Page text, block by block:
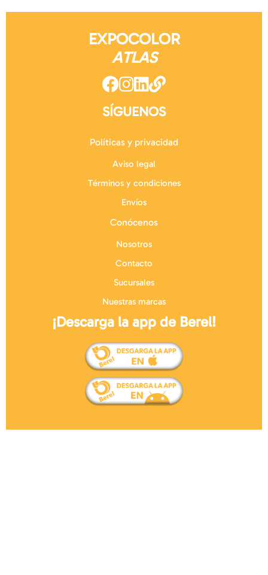
EXPOCOLOR
ATLAS
SÍGUENOS
Políticas y privacidad
Aviso legal
Términos y condiciones
Envíos
Conócenos
Nosotros
Contacto
Sucursales
Nuestras marcas
¡Descarga la app de Berel!